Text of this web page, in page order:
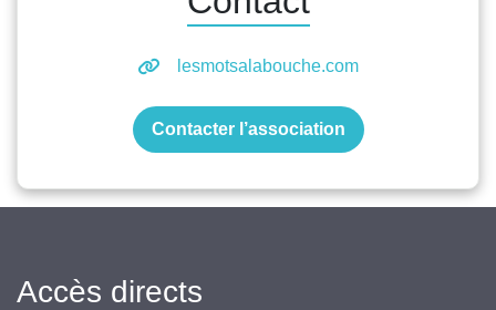
lesmotsalabouche.com
Contacter l’association
Accès directs